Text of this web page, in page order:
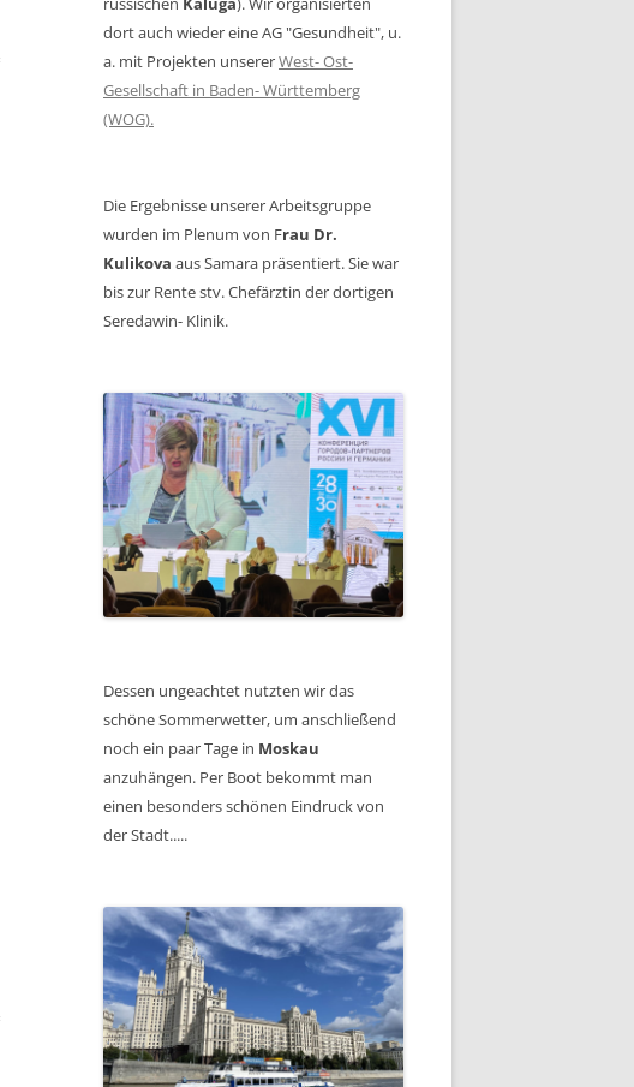
dort auch wieder eine AG "Gesundheit", u.
a. mit Projekten unsererWest- Ost-
Gesellschaft in Baden- Württemberg
(WOG).
Die Ergebnisse unserer Arbeitsgruppe
wurden im Plenum von Frau Dr.
Kulikova aus Samara präsentiert. Sie war
bis zur Rente stv. Chefärztin der dortigen
Seredawin- Klinik.
Dessen ungeachtet nutzten wir das
schöne Sommerwetter, um anschließend
noch ein paar Tage in Moskau
anzuhängen. Per Boot bekommt man
einen besonders schönen Eindruck von
der Stadt.....